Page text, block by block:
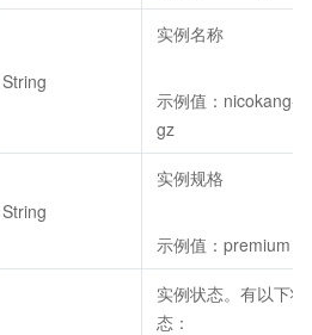
String
实例名称
示例值：nicokang-
gz
String
实例规格
示例值：premium
实例状态。有以下状
态：